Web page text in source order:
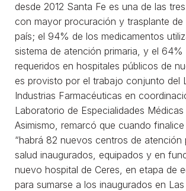
desde 2012 Santa Fe es una de las
con mayor procuración y trasplante de
país; el 94% de los medicamentos
sistema de atención primaria, y el 64%
requeridos en hospitales públicos de
es provisto por el trabajo conjunto del
Industrias Farmacéuticas en
Laboratorio de Especialidades Médicas
Asimismo, remarcó que cuando
“habrá 82 nuevos centros de atención
salud inaugurados, equipados y en
nuevo hospital de Ceres, en etapa de
para sumarse a los inaugurados en